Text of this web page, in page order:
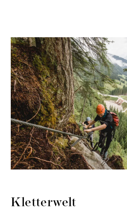
Kletterwelt